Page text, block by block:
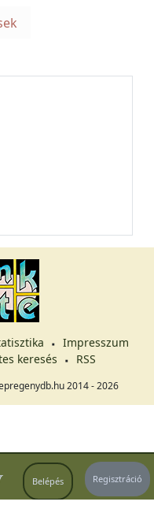
Belépés Regisztráció
Impresszum
keresés RSS
2014 - 2026